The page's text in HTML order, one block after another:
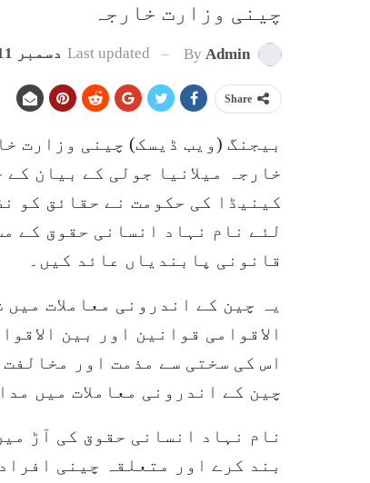
چینی وزارت خارجہ
By Admin
Last updated دسمبر 11, 2024
Share
بیجنگ (ویب ڈیسک) چینی وزارت
خارجہ میلانیا جولی کے بیان
کینیڈا کی حکومت نے حقائق کو
لئے نام نہاد انسانی حقوق کے
قانونی پابندیاں عائد کیں۔
یہ چین کے اندرونی معاملات
الاقوامی قوانین اور بین
اس کی سختی سے مذمت اور
چین کے اندرونی معاملات میں
نام نہاد انسانی حقوق کی آڑ
بند کرے اور متعلقہ چینی